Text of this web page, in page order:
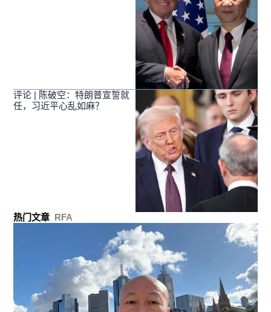
评论 | 陈破空：特朗普宣誓就
任，习近平心乱如麻？
热门文章 RFA